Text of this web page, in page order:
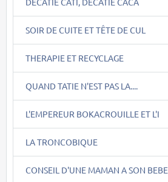
SOIR DE CUITE ET TÊTE DE CUL
THERAPIE ET RECYCLAGE
QUAND TATIE N'EST PAS LA....
L'EMPEREUR BOKACROUILLE ET L'I
LA TRONCOBIQUE
CONSEIL D'UNE MAMAN A SON BEBE